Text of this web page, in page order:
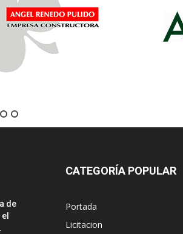
de
CATEGORÍA POPULAR
Portada
Licitacion